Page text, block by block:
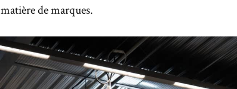
matière de marques.